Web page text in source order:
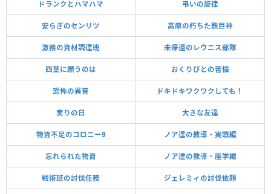
ドランクとハマハマ 弔いの旋律
安らぎのセンリツ 高原の朽ちた鉄巨神
激務の資材調達班 未帰還のレウニス部隊
四葉に願うのは おくりびとの苦悩
恐怖の異音 ドキドキワクワクしても！
実りの日 大きな友達
物資不足のコロニー9 ノア達の教導・実戦編
忘れられた物資 ノア達の教導・座学編
戦術班の討伐任務 ジェレミィの討伐依頼